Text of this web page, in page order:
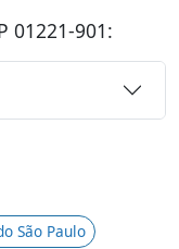
01221-901:
São Paulo